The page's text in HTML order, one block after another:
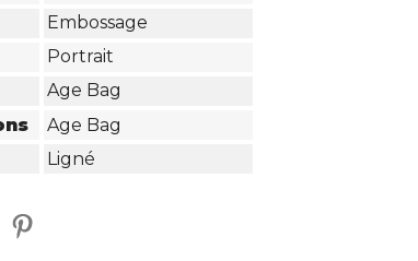
Embossage
Portrait
Age Bag
Age Bag
Ligné